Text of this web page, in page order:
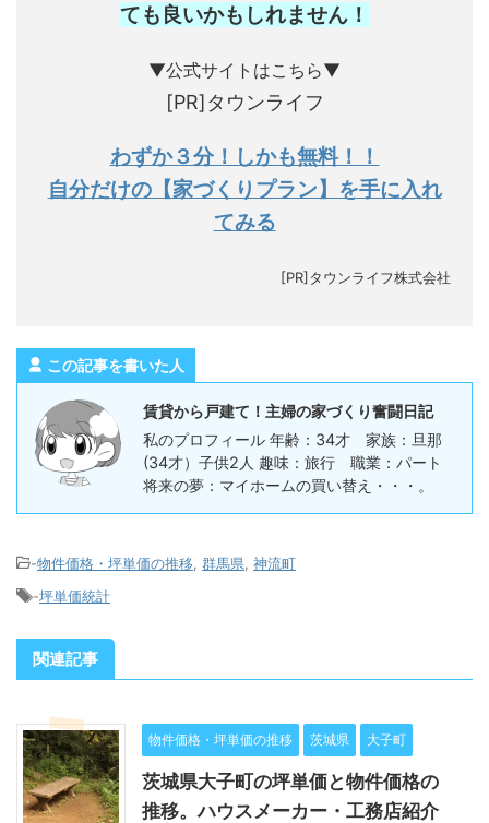
ても良いかもしれません ！
▼公式サイトはこちら▼
[PR]タウンライフ
わずか３分！しかも無料！！
自分だけの【家づくりプラン】を手に入れ
てみる
[PR]タウンライフ株式会社
この記事を書いた人
賃貸から戸建て！主婦の家づくり奮闘日記
私のプロフィール 年齢：34才 家族：旦那
(34才）子供2人 趣味：旅行 職業：パート
将来の夢：マイホームの買い替え・・・。
-物件価格・坪単価の推移 群馬県 神流町
-坪単価統計
関連記事
物件価格・坪単価の推移 茨城県 大子町
茨城県大子町の坪単価と物件価格の
推移。ハウスメーカー・工務店紹介